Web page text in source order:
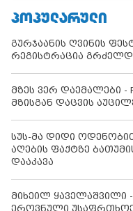
ᲞᲝᲞᲣᲚᲐᲠᲣᲚᲘ
გურჯაანის ღვინის
რეგისტრაცია
მზეს ვერ დაემალები -
მზისგან დაცვის
სუს-მა დიდი
აღების ფაქტზე
დააკავა
მიხეილ
ეროვნული